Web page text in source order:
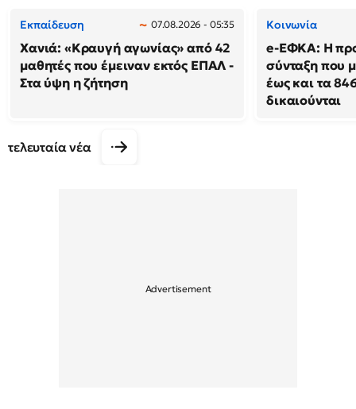
Εκπαίδευση 07.08.2026 - 05:35
Χανιά: «Κραυγή αγωνίας» από 42
μαθητές που έμειναν εκτός ΕΠΑΛ -
Στα ύψη η ζήτηση
Κοινωνία
e-ΕΦΚΑ: Η
σύνταξη που
έως και τα
δικαιούνται
τελευταία νέα